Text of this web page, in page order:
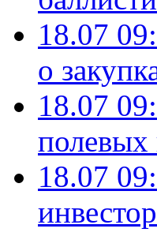
18.07
о
18.07
18.07